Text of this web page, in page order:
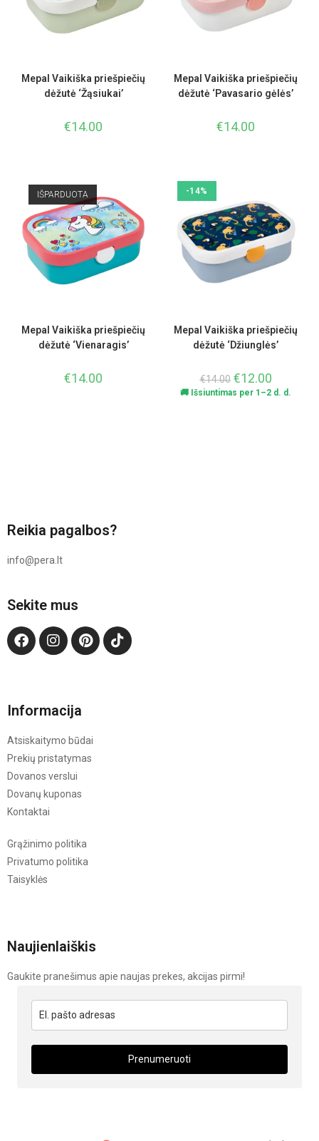
Mepal Vaikiška priešpiečių
dėžutė ‘Žąsiukai’
€14.00
Mepal Vaikiška priešpiečių
dėžutė ‘Pavasario gėlės’
€14.00
IŠPARDUOTA
Mepal Vaikiška priešpiečių
dėžutė ‘Vienaragis’
€14.00
-14%
Mepal Vaikiška priešpiečių
dėžutė ‘Džiunglės’
€14.00 €12.00
🚚 Išsiuntimas per 1–2 d. d.
Reikia pagalbos?
info@pera.lt
Sekite mus
Informacija
Atsiskaitymo būdai
Prekių pristatymas
Dovanos verslui
Dovanų kuponas
Kontaktai
Grąžinimo politika
Privatumo politika
Taisyklės
Naujienlaiškis
Gaukite pranešimus apie naujas prekes, akcijas pirmi!
Prenumeruoti